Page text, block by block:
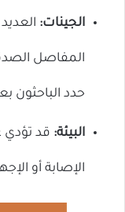
الجينات:
المفاصل
حدد الباحثون
البيئة: قد تؤدي
الإصابة أو